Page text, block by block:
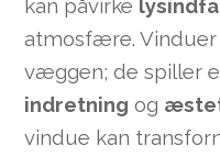
kan påvirke
atmosfære. Vinduer
væggen; de spiller
indretning og
vindue kan